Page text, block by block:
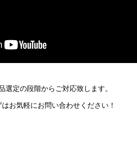
選定の段階からご対応致します。
はお気軽にお問い合わせください！